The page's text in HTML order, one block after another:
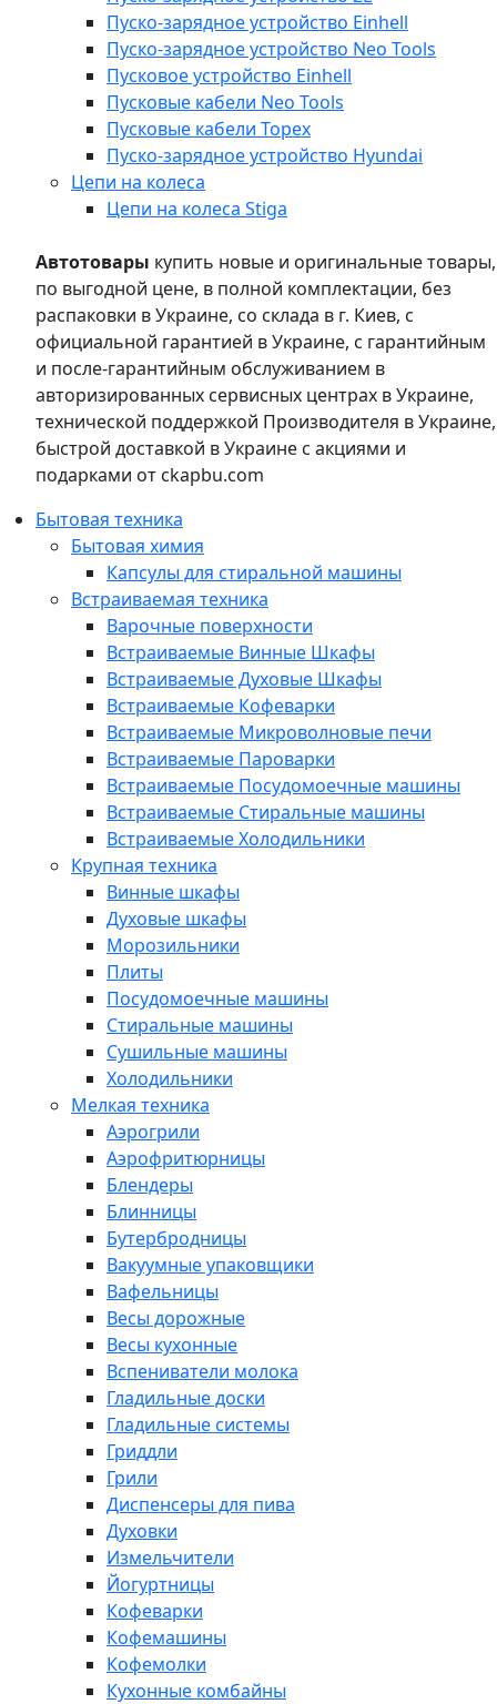
Пуско-зарядное устройство Einhell
Пуско-зарядное устройство Neo Tools
Пусковое устройство Einhell
Пусковые кабели Neo Tools
Пусковые кабели Topex
Пуско-зарядное устройство Hyundai
Цепи на колеса
Цепи на колеса Stiga
Автотовары купить новые и оригинальные товары,
по выгодной цене, в полной комплектации, без
распаковки в Украине, со склада в г. Киев, с
официальной гарантией в Украине, с гарантийным
и после-гарантийным обслуживанием в
авторизированных сервисных центрах в Украине,
технической поддержкой Производителя в Украине,
быстрой доставкой в Украине с акциями и
подарками от ckapbu.com
Бытовая техника
Бытовая химия
Капсулы для стиральной машины
Встраиваемая техника
Варочные поверхности
Встраиваемые Винные Шкафы
Встраиваемые Духовые Шкафы
Встраиваемые Кофеварки
Встраиваемые Микроволновые печи
Встраиваемые Пароварки
Встраиваемые Посудомоечные машины
Встраиваемые Стиральные машины
Встраиваемые Холодильники
Крупная техника
Винные шкафы
Духовые шкафы
Морозильники
Плиты
Посудомоечные машины
Стиральные машины
Сушильные машины
Холодильники
Мелкая техника
Аэрогрили
Аэрофритюрницы
Блендеры
Блинницы
Бутербродницы
Вакуумные упаковщики
Вафельницы
Весы дорожные
Весы кухонные
Вспениватели молока
Гладильные доски
Гладильные системы
Гриддли
Грили
Диспенсеры для пива
Духовки
Измельчители
Йогуртницы
Кофеварки
Кофемашины
Кофемолки
Кухонные комбайны